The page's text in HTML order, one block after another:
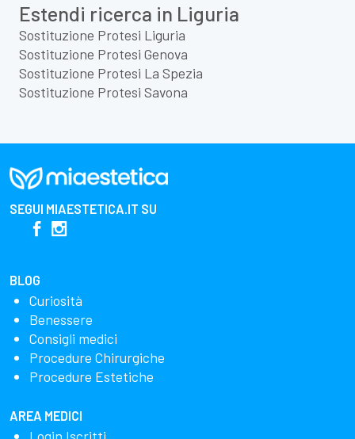
Estendi ricerca in Liguria
Sostituzione Protesi Liguria
Sostituzione Protesi Genova
Sostituzione Protesi La Spezia
Sostituzione Protesi Savona
SEGUI MIAESTETICA.IT SU
BLOG
Curiosità
Benessere
Consigli medici
Procedure Chirurgiche
Procedure Estetiche
AREA MEDICI